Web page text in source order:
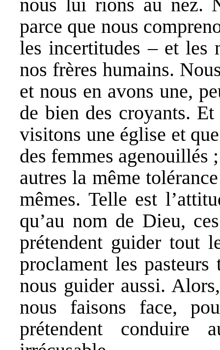
nous lui rions au nez.
parce que nous
les incertitudes – et les
nos frères humains.
et nous en avons une,
de bien des croyants.
visitons une église et
des femmes agenouillés
autres la même
mêmes. Telle est
qu’au nom de Dieu,
prétendent guider tout
proclament les
nous guider aussi.
nous faisons face,
prétendent conduire